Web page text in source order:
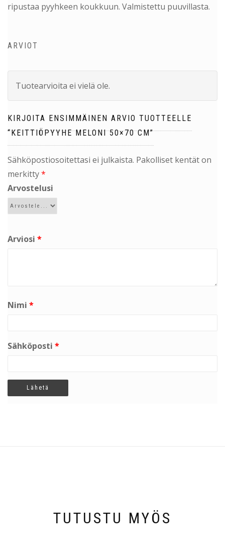
ripustaa pyyhkeen koukkuun. Valmistettu puuvillasta.
ARVIOT
Tuotearvioita ei vielä ole.
KIRJOITA ENSIMMÄINEN ARVIO TUOTTEELLE
“KEITTIÖPYYHE MELONI 50×70 CM”
Sähköpostiosoitettasi ei julkaista. Pakolliset kentät on
merkitty*
Arvostelusi
Arviosi *
Nimi *
Sähköposti *
TUTUSTU MYÖS